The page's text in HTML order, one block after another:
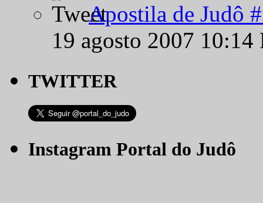
Apostila de Judô
19 agosto 2007
TWITTER
Instagram Portal do Judô